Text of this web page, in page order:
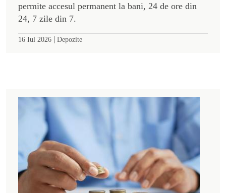
permite accesul permanent la bani, 24 de ore din
24, 7 zile din 7.
16 Iul 2026 | Depozite